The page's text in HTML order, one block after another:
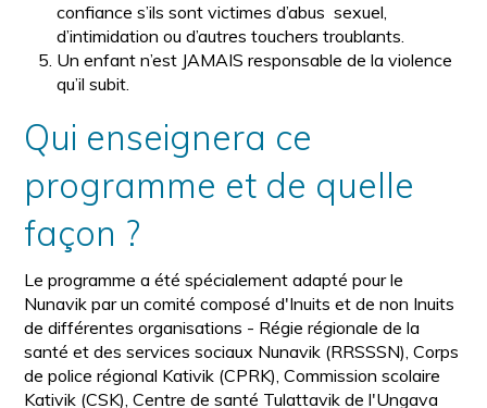
confiance s’ils sont victimes d’abus sexuel,
d’intimidation ou d’autres touchers troublants.
Un enfant n’est JAMAIS responsable de la violence
qu’il subit.
Qui enseignera ce
programme et de quelle
façon ?
Le programme a été spécialement adapté pour le
Nunavik par un comité composé d'Inuits et de non Inuits
de différentes organisations - Régie régionale de la
santé et des services sociaux Nunavik (RRSSSN), Corps
de police régional Kativik (CPRK), Commission scolaire
Kativik (CSK), Centre de santé Tulattavik de l'Ungava